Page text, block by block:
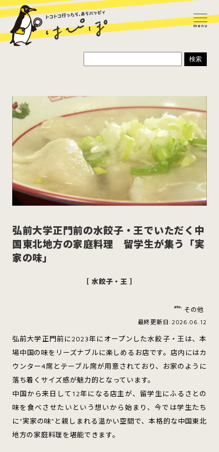
ラーメン カレー
ハンバーガー
すべてのカテゴリをみる
弘前市 黒石市 平川市
弘前大学正門前の水餃子・王でいただく中
国東北地方の家庭料理 留学生が集う「実
家の味」
［ 水餃子・王 ］
その他
最終更新日:2026.06.12
弘前大学正門前に2023年にオープンした水餃子・王は、本
場中国の味をリーズナブルに楽しめるお店です。店内にはカ
ウンター4席とテーブル席が用意されており、お家のように
落ち着くサイズ感が魅力的となっています。
中国から来日して12年になる店主が、留学生にふるさとの
味を食べさせたいという想いから始まり、今では学生たち
に"実家の味"と親しまれる温かい空間で、本格的な中国東北
地方の家庭料理を堪能できます。